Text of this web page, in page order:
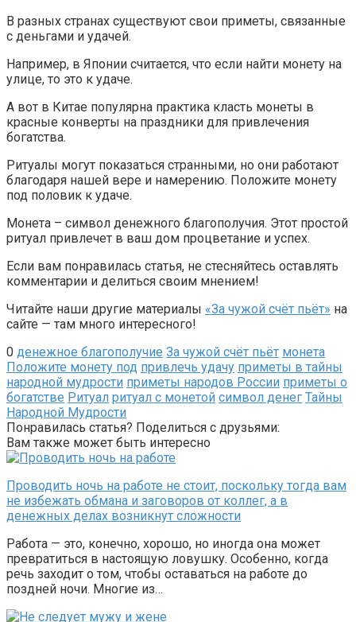
В разных странах существуют свои приметы, связанные
с деньгами и удачей.
Например, в Японии считается, что если найти монету на
улице, то это к удаче.
А вот в Китае популярна практика класть монеты в
красные конверты на праздники для привлечения
богатства.
Ритуалы могут показаться странными, но они работают
благодаря нашей вере и намерению. Положите монету
под половик к удаче.
Монета – символ денежного благополучия. Этот простой
ритуал привлечет в ваш дом процветание и успех.
Если вам понравилась статья, не стесняйтесь оставлять
комментарии и делиться своим мнением!
Читайте наши другие материалы «За чужой счёт пьёт» на
сайте — там много интересного!
0 денежное благополучие За чужой счёт пьёт монета
Положите монету под привлечь удачу приметы в тайны
народной мудрости приметы народов России приметы о
богатстве Ритуал ритуал с монетой символ денег Тайны
Народной Мудрости
Понравилась статья? Поделиться с друзьями:
Вам также может быть интересно
Проводить ночь на работе не стоит, поскольку тогда вам
не избежать обмана и заговоров от коллег, а в
денежных делах возникнут сложности
Работа — это, конечно, хорошо, но иногда она может
превратиться в настоящую ловушку. Особенно, когда
речь заходит о том, чтобы оставаться на работе до
поздней ночи. Многие из…